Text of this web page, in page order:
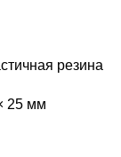
резина
25 мм